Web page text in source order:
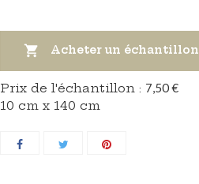
 Acheter un échantillon
Prix ​​de l'échantillon : 7,50 €
10 cm x 140 cm